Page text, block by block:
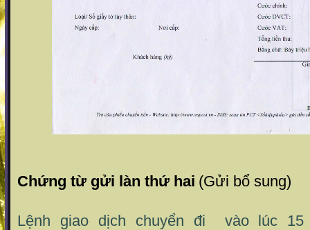
Chứng từ gửi làn thứ hai (Gửi bổ sung)
Lệnh giao dịch chuyển đi vào lúc 15